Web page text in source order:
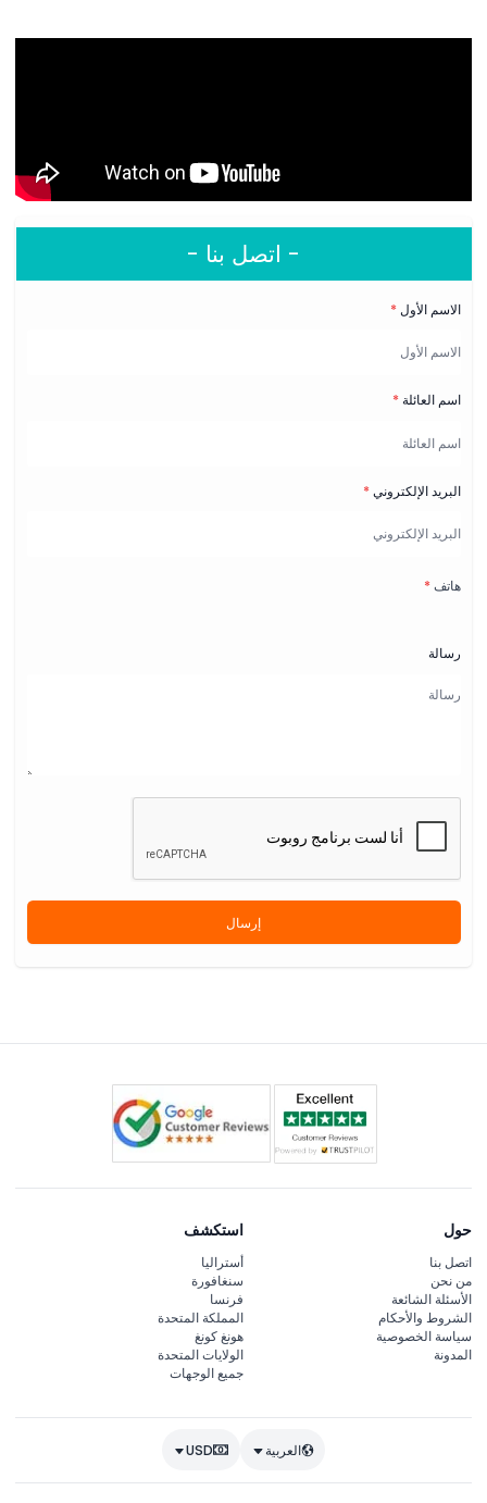
- اتصل بنا -
الاسم الأول*
اسم العائلة*
البريد الإلكتروني*
هاتف*
رسالة
إرسال
حول
اتصل بنا
من نحن
الأسئلة الشائعة
الشروط والأحكام
سياسة الخصوصية
المدونة
استكشف
أستراليا
سنغافورة
فرنسا
المملكة المتحدة
هونغ كونغ
الولايات المتحدة
جميع الوجهات
العربية USD